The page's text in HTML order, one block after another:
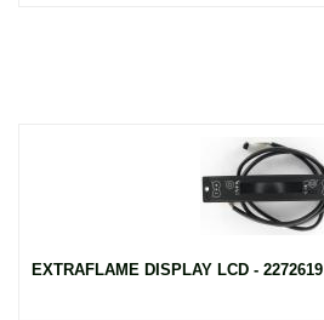
EXTRAFLAME DISPLAY LCD - 2272619